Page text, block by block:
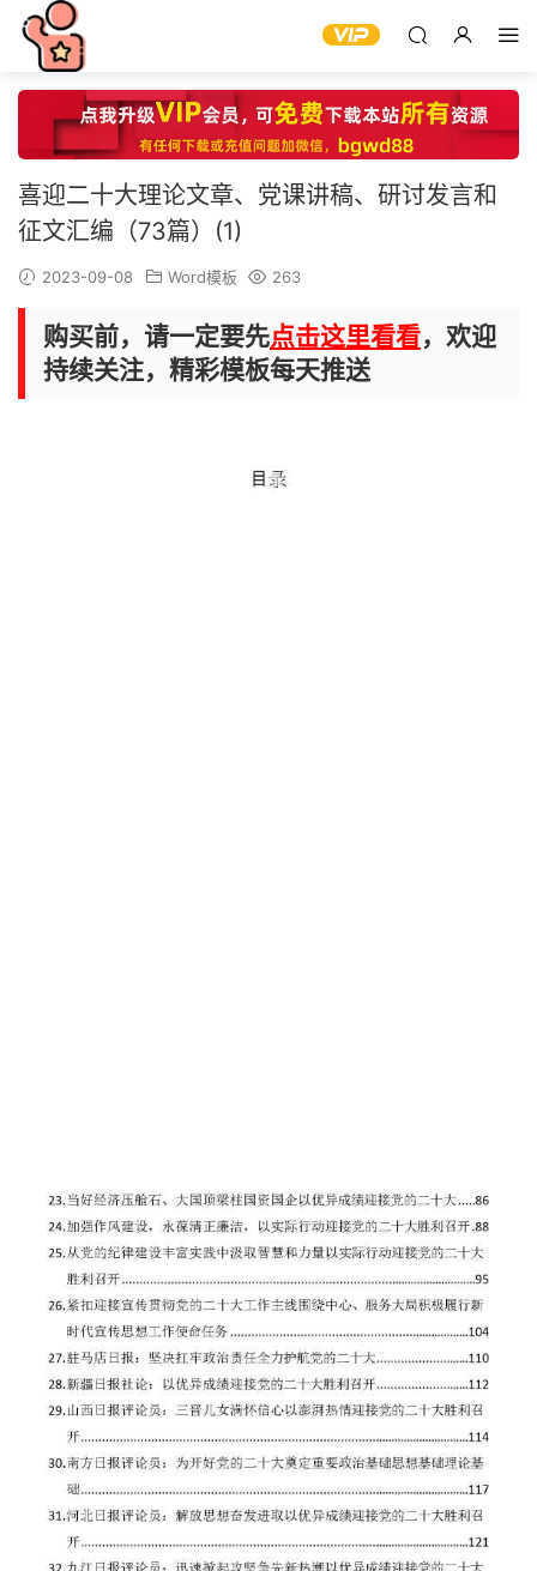
喜迎二十大理论文章、党课讲稿、研讨发言和
征文汇编（73篇）(1)
2023-09-08 Word模板 263
购买前，请一定要先点击这里看看，欢迎
持续关注，精彩模板每天推送